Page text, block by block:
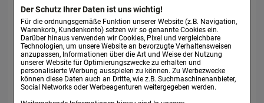
Der Schutz Ihrer Daten ist uns wichtig!
Für die ordnungsgemäße Funktion unserer Website (z.B. Navigation,
Warenkorb, Kundenkonto) setzen wir so genannte Cookies ein.
Darüber hinaus verwenden wir Cookies, Pixel und vergleichbare
Technologien, um unsere Website an bevorzugte Verhaltensweisen
anzupassen, Informationen über die Art und Weise der Nutzung
unserer Website für Optimierungszwecke zu erhalten und
personalisierte Werbung ausspielen zu können. Zu Werbezwecke
können diese Daten auch an Dritte, wie z.B. Suchmaschinenanbieter,
Social Networks oder Werbeagenturen weitergegeben werden.
Eigenschaften:
Einmal-Alkoholtupfer zur Hautreinigung.
Saugfähiges, fusselfreies Vlies.
Tupfergröße 65 x 30 mm.
Quelle: www.bbraun.de